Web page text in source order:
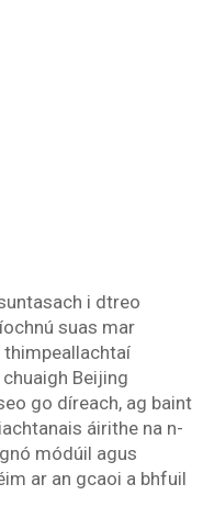
i dtreo
suas mar
Beijing
go díreach, ag baint
áirithe na n-
módúil agus
ar an gcaoi a bhfuil